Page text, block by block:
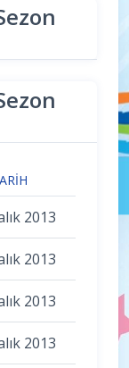
2013
2013
2013
2013